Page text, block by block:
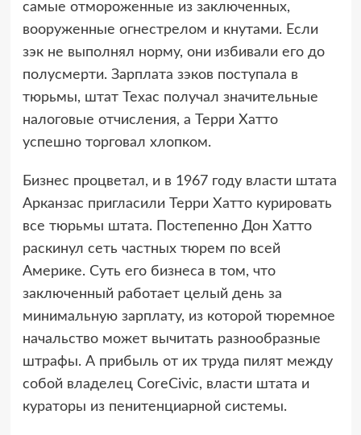
самые отмороженные из заключенных,
вооруженные огнестрелом и кнутами. Если
зэк не выполнял норму, они избивали его до
полусмерти. Зарплата зэков поступала в
тюрьмы, штат Техас получал значительные
налоговые отчисления, а Терри Хатто
успешно торговал хлопком.
Бизнес процветал, и в 1967 году власти штата
Арканзас пригласили Терри Хатто курировать
все тюрьмы штата. Постепенно Дон Хатто
раскинул сеть частных тюрем по всей
Америке. Суть его бизнеса в том, что
заключенный работает целый день за
минимальную зарплату, из которой тюремное
начальство может вычитать разнообразные
штрафы. А прибыль от их труда пилят между
собой владелец CoreCivic, власти штата и
кураторы из пенитенциарной системы.